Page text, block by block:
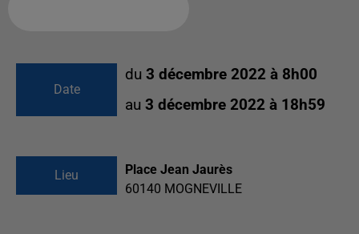
Date
du 3 décembre 2022 à 8h00
au 3 décembre 2022 à 18h59
Lieu
Place Jean Jaurès
60140 MOGNEVILLE